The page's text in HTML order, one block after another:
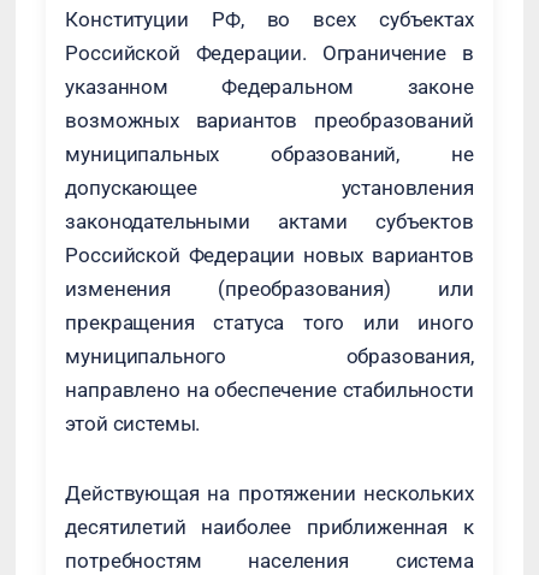
Конституции РФ, во всех субъектах
Российской Федерации. Ограничение в
указанном Федеральном законе
возможных вариантов преобразований
муниципальных образований, не
допускающее установления
законодательными актами субъектов
Российской Федерации новых вариантов
изменения (преобразования) или
прекращения статуса того или иного
муниципального образования,
направлено на обеспечение стабильности
этой системы.
Действующая на протяжении нескольких
десятилетий наиболее приближенная к
потребностям населения система